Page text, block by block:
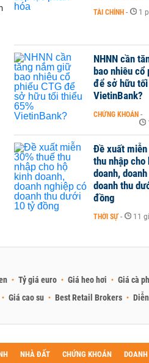
TÀI CHÍNH - 1
NHNN cần
bao nhiêu cổ
để sở hữu
VietinBank?
CHỨNG KHOÁN -
Đề xuất miễn
thu nhập cho
doanh,
doanh thu
đồng
THỜI SỰ - 11
Tỷ giá euro Giá heo hơi Giá cà
Giá cao su Best Retail Brokers
NHÀ ĐẤT CHỨNG KHOÁN